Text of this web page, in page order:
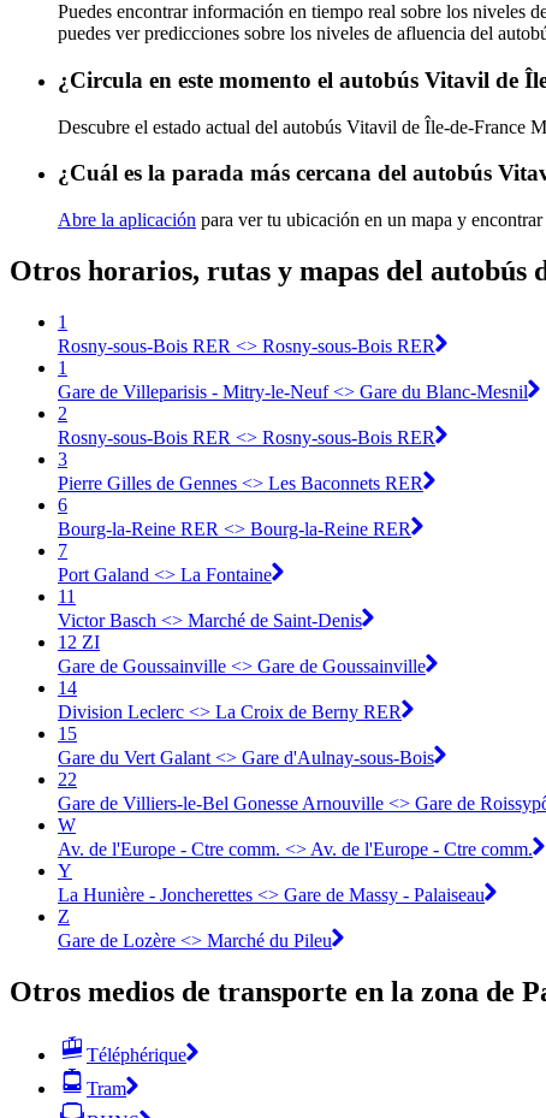
Puedes encontrar información en tiempo real sobre los niveles
puedes ver predicciones sobre los niveles de afluencia del
¿Circula en este momento el autobús Vitavil de
Descubre el estado actual del autobús Vitavil de Île-de-France
¿Cuál es la parada más cercana del autobús
Abre la aplicación para ver tu ubicación en un mapa y
Otros horarios, rutas y mapas del autobús
1
Rosny-sous-Bois RER <> Rosny-sous-Bois RER
1
Gare de Villeparisis - Mitry-le-Neuf <> Gare du Blanc-Mesnil
2
Rosny-sous-Bois RER <> Rosny-sous-Bois RER
3
Pierre Gilles de Gennes <> Les Baconnets RER
6
Bourg-la-Reine RER <> Bourg-la-Reine RER
7
Port Galand <> La Fontaine
11
Victor Basch <> Marché de Saint-Denis
12 ZI
Gare de Goussainville <> Gare de Goussainville
14
Division Leclerc <> La Croix de Berny RER
15
Gare du Vert Galant <> Gare d'Aulnay-sous-Bois
22
Gare de Villiers-le-Bel Gonesse Arnouville <> Gare de
W
Av. de l'Europe - Ctre comm. <> Av. de l'Europe - Ctre comm.
Y
La Hunière - Joncherettes <> Gare de Massy - Palaiseau
Z
Gare de Lozère <> Marché du Pileu
Otros medios de transporte en la zona de
Téléphérique
Tram